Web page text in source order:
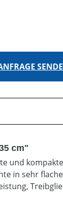
cm"
und
in sehr